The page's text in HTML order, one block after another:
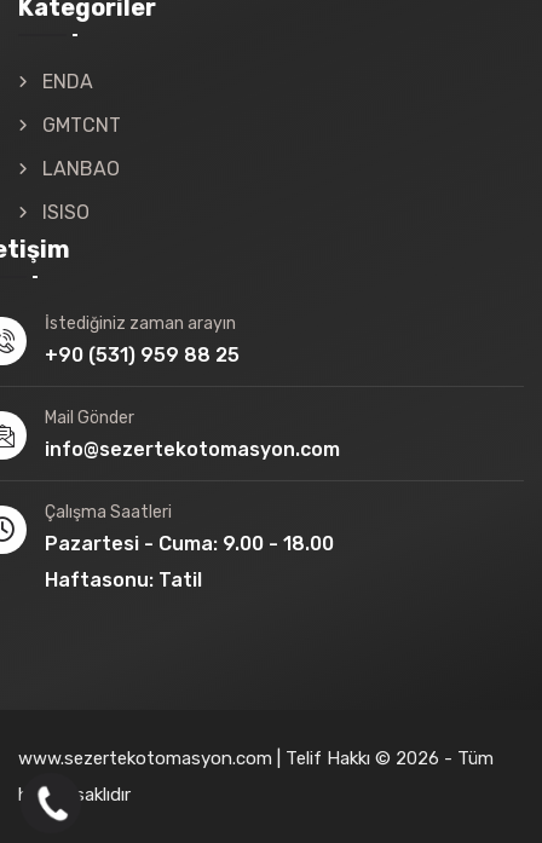
Kategoriler
ENDA
GMTCNT
LANBAO
ISISO
İstediğiniz zaman arayın
+90 (531) 959 88 25
Mail Gönder
info@sezertekotomasyon.com
Çalışma Saatleri
Pazartesi - Cuma: 9.00 - 18.00
Haftasonu: Tatil
www.sezertekotomasyon.com | Telif Hakkı © 2026 - Tüm
hakları saklıdır